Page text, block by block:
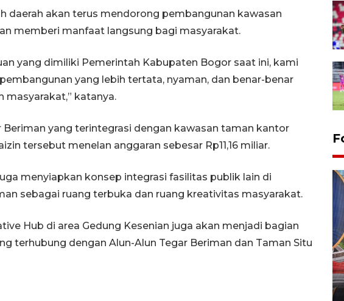
daerah akan terus mendorong pembangunan kawasan
memberi manfaat langsung bagi masyarakat.
yang dimiliki Pemerintah Kabupaten Bogor saat ini, kami
yang lebih tertata, nyaman, dan benar-benar
masyarakat,” katanya.
Beriman yang terintegrasi dengan kawasan taman kantor
tersebut menelan anggaran sebesar Rp11,16 miliar.
menyiapkan konsep integrasi fasilitas publik lain di
sebagai ruang terbuka dan ruang kreativitas masyarakat.
Hub di area Gedung Kesenian juga akan menjadi bagian
terhubung dengan Alun-Alun Tegar Beriman dan Taman Situ
Komisi V DPR tinjau